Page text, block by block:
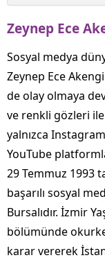
Zeynep Ece
Sosyal medya
Zeynep Ece
de olay olmaya
ve renkli gözleri
yalnızca
YouTube
29 Temmuz 1993
başarılı sosyal
Bursalıdır. İzmir
bölümünde
karar vererek